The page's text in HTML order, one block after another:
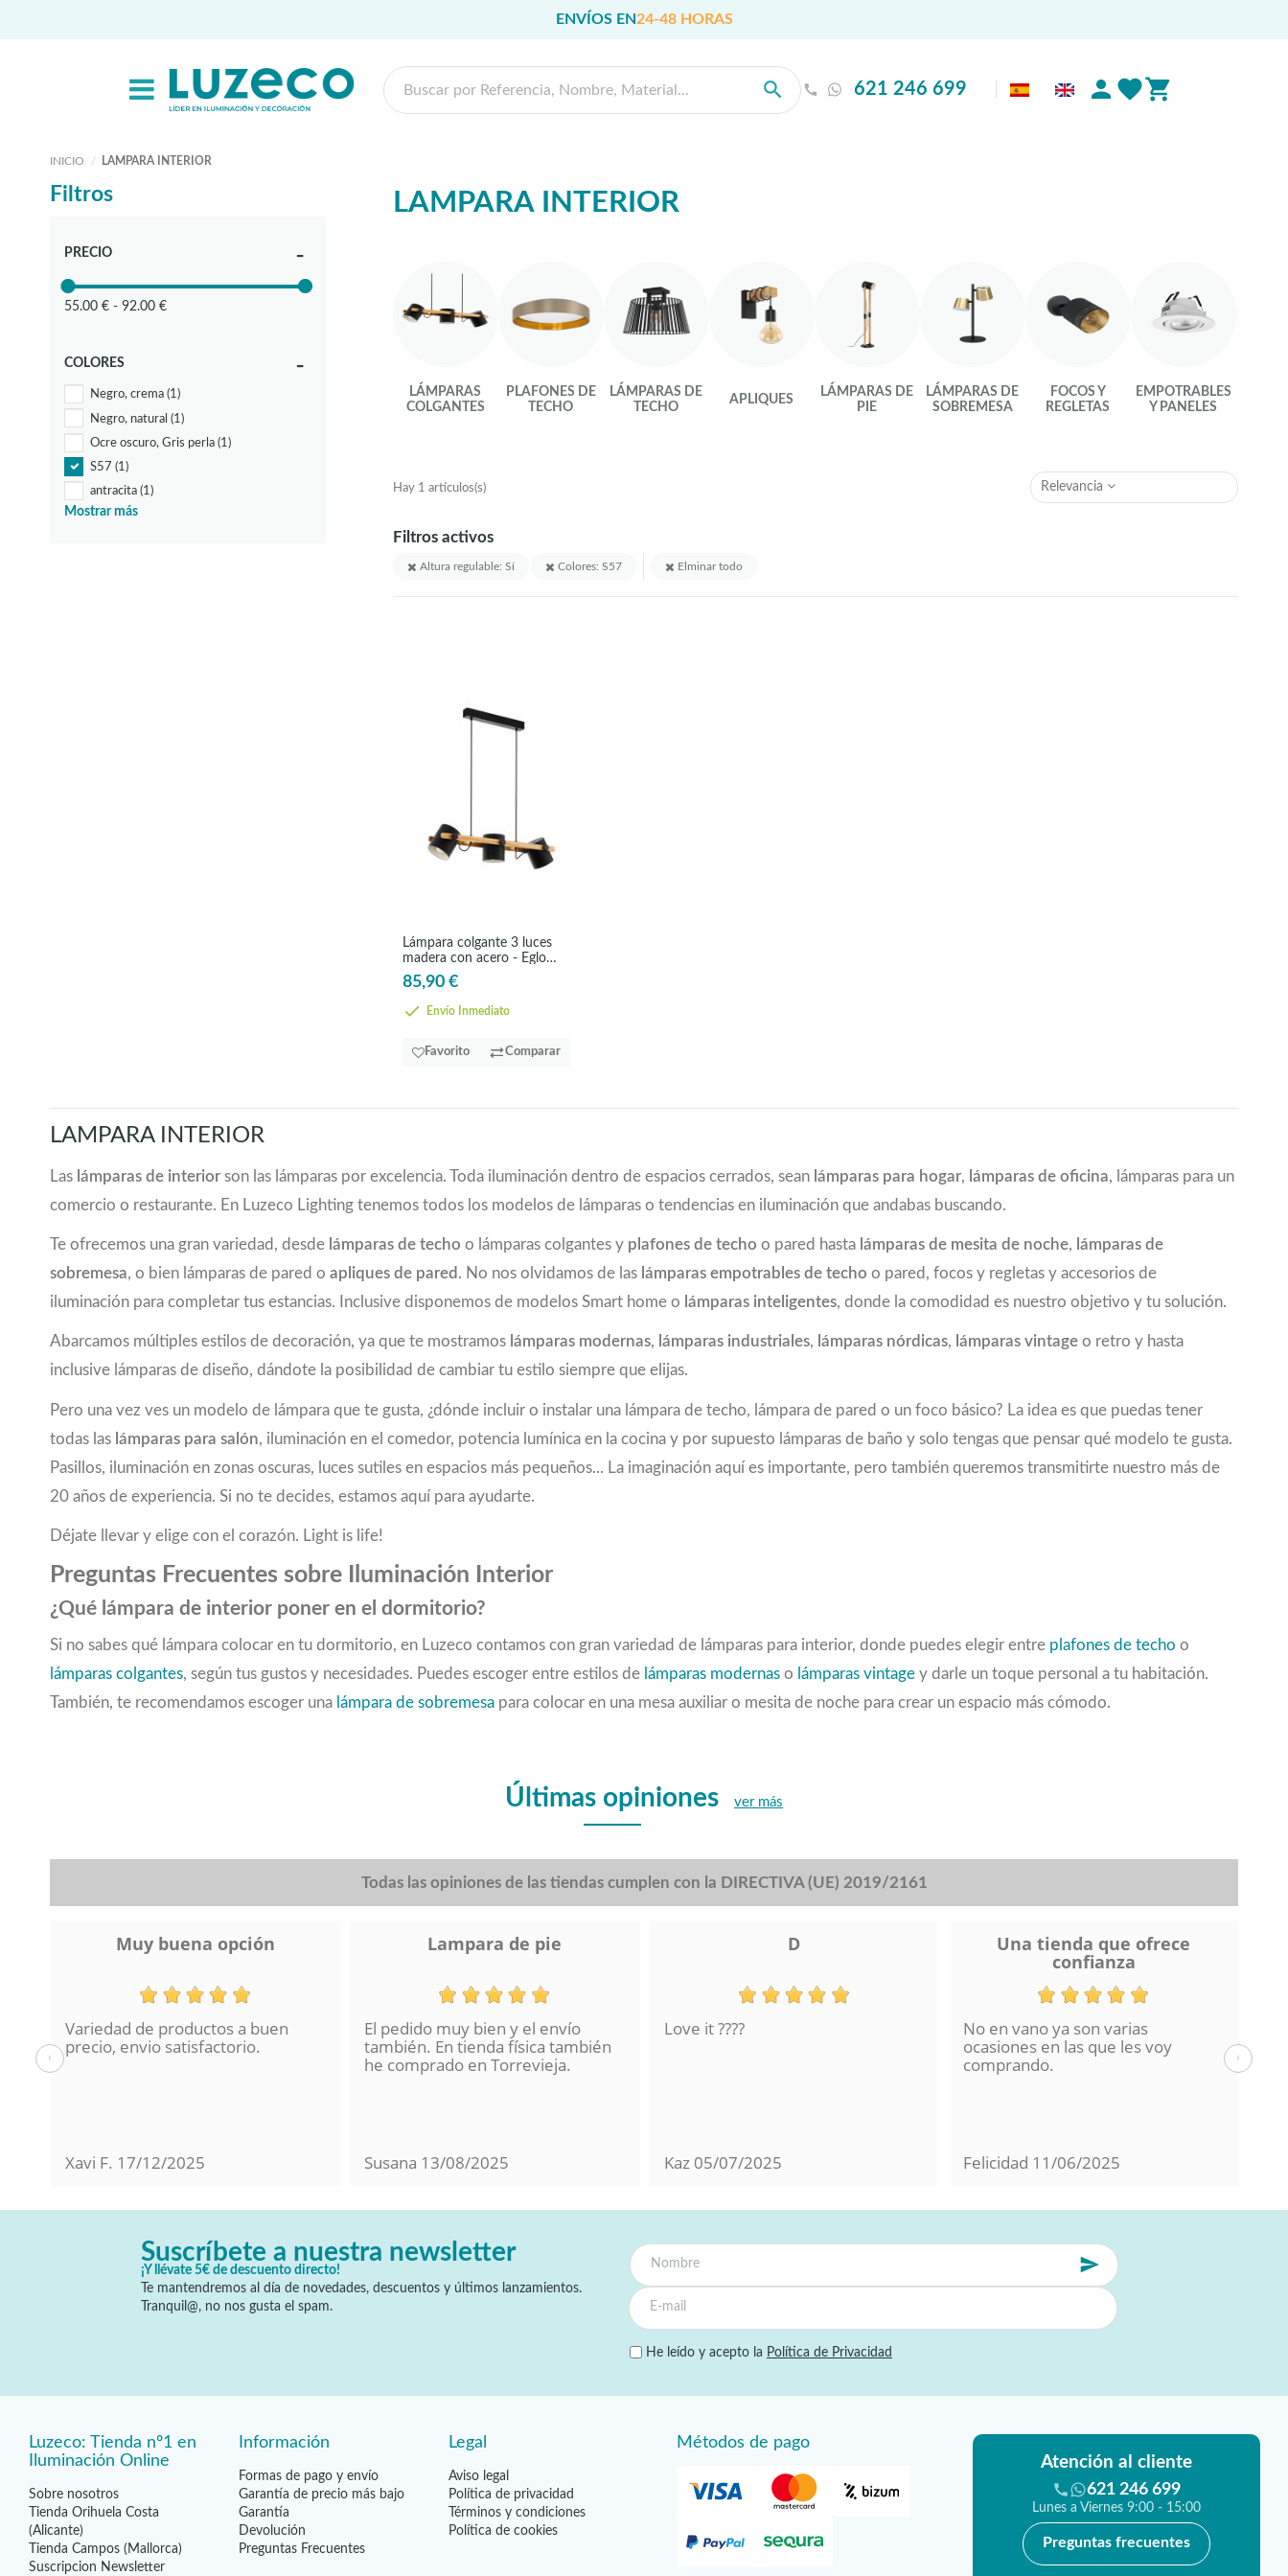
ENVÍOS EN24-48 HORAS
621 246 699
INICIO LAMPARA INTERIOR
LAMPARA INTERIOR
LÁMPARAS
COLGANTES
PLAFONES DE
TECHO
LÁMPARAS DE
TECHO
APLIQUES
LÁMPARAS DE
PIE
LÁMPARAS DE
SOBREMESA
FOCOS Y
REGLETAS
EMPOTRABLES
Y PANELES
Hay 1 artículos(s) Relevancia
Filtros activos
Altura regulable: Sí Colores: S57 Elminar todo
Lámpara colgante 3 luces
madera con acero - Eglo
Hornwood
85,90 €
Envío Inmediato
Favorito Comparar
Filtros
PRECIO
55.00 € - 92.00 €
COLORES
Negro, crema (1)
Negro, natural (1)
Ocre oscuro, Gris perla (1)
S57 (1)
antracita (1)
blanco(56)
marrón, negro(1)
marrón, oro
(2)
marrón-pátina, negro(2)
marrón antiguo (3)
marrón antiguo, beige
marrón oscuro(2)
menta(1)
negro
negro, cobre(10)
negro, marrón
negro, óptica de cristal (1)
nickel-negro
(8)
níquel antiguo, crema(1)
oro rosado
pastel verde claro (1)
plata(1)
plata, níquel-mate(1)
Mostrar más
LAMPARA INTERIOR
Las lámparas de interior son las lámparas por excelencia. Toda iluminación dentro de espacios cerrados, sean lámparas para hogar, lámparas de oficina, lámparas para un
comercio o restaurante. En Luzeco Lighting tenemos todos los modelos de lámparas o tendencias en iluminación que andabas buscando.
Te ofrecemos una gran variedad, desde lámparas de techo o lámparas colgantes y plafones de techo o pared hasta lámparas de mesita de noche, lámparas de
sobremesa, o bien lámparas de pared o apliques de pared . No nos olvidamos de las lámparas empotrables de techo o pared, focos y regletas y accesorios de
iluminación para completar tus estancias. Inclusive disponemos de modelos Smart home o lámparas inteligentes, donde la comodidad es nuestro objetivo y tu solución.
Abarcamos múltiples estilos de decoración, ya que te mostramos lámparas modernas, lámparas industriales, lámparas nórdicas, lámparas vintage o retro y hasta
inclusive lámparas de diseño, dándote la posibilidad de cambiar tu estilo siempre que elijas.
Pero una vez ves un modelo de lámpara que te gusta, ¿dónde incluir o instalar una lámpara de techo, lámpara de pared o un foco básico? La idea es que puedas tener
todas las lámparas para salón, iluminación en el comedor, potencia lumínica en la cocina y por supuesto lámparas de baño y solo tengas que pensar qué modelo te gusta.
Pasillos, iluminación en zonas oscuras, luces sutiles en espacios más pequeños... La imaginación aquí es importante, pero también queremos transmitirte nuestro más de
20 años de experiencia. Si no te decides, estamos aquí para ayudarte.
Déjate llevar y elige con el corazón. Light is life!
Preguntas Frecuentes sobre Iluminación Interior
¿Qué lámpara de interior poner en el dormitorio?
Si no sabes qué lámpara colocar en tu dormitorio, en Luzeco contamos con gran variedad de lámparas para interior, donde puedes elegir entre plafones de techo o
lámparas colgantes, según tus gustos y necesidades. Puedes escoger entre estilos de lámparas modernas o lámparas vintage y darle un toque personal a tu habitación.
También, te recomendamos escoger una lámpara de sobremesa para colocar en una mesa auxiliar o mesita de noche para crear un espacio más cómodo.
Últimas opiniones ver más
Todas las opiniones de las tiendas cumplen con la DIRECTIVA (UE) 2019/2161
Muy buena opción
Variedad de productos a buen
precio, envio satisfactorio.
Xavi F. 17/12/2025
Lampara de pie
El pedido muy bien y el envío
también. En tienda física también
he comprado en Torrevieja.
Susana 13/08/2025
D
Love it ????
Kaz 05/07/2025
Una tienda que ofrece
confianza
No en vano ya son varias
ocasiones en las que les voy
comprando.
Felicidad 11/06/2025
‹ ›
Suscríbete a nuestra newsletter
¡Y llévate 5€ de descuento directo!
Te mantendremos al día de novedades, descuentos y últimos lanzamientos.
Tranquil@, no nos gusta el spam.
He leído y acepto la Política de Privacidad
Luzeco: Tienda nº1 en
Iluminación Online
Sobre nosotros
Tienda Orihuela Costa
(Alicante)
Tienda Campos (Mallorca)
Suscripcion Newsletter
Información
Formas de pago y envío
Garantía de precio más bajo
Garantía
Devolución
Preguntas Frecuentes
Legal
Aviso legal
Política de privacidad
Términos y condiciones
Política de cookies
Métodos de pago
Atención al cliente
621 246 699
Lunes a Viernes 9:00 - 15:00
Preguntas frecuentes